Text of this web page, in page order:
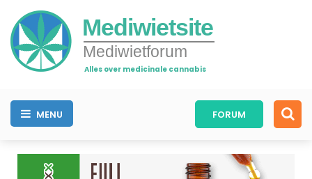
Mediwietsite
Mediwietforum
Alles over medicinale cannabis
MENU FORUM